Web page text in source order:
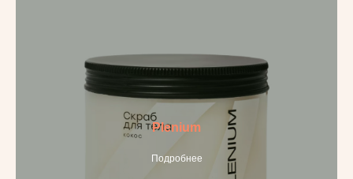
Plenium
Подробнее